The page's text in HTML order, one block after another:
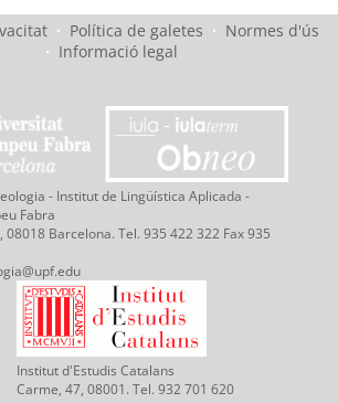
· Política de galetes · Normes d'ús
· Informació legal
- Institut de Lingüística Aplicada -
Fabra
08018 Barcelona. Tel. 935 422 322 Fax 935
Institut d'Estudis Catalans
Carme, 47, 08001. Tel. 932 701 620